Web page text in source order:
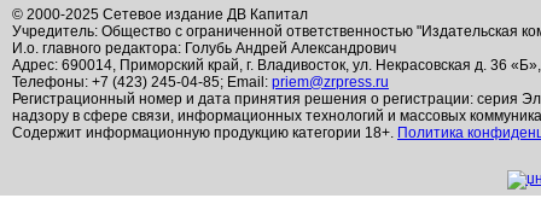
© 2000-2025 Сетевое издание ДВ Капитал
Учредитель: Общество с ограниченной ответственностью "Издательская
И.о. главного редактора: Голубь Андрей Александрович
Адрес: 690014, Приморский край, г. Владивосток, ул. Некрасовская д. 36
Телефоны: +7 (423) 245-04-85; Email: priem@zrpress.ru
Регистрационный номер и дата принятия решения о регистрации: серия
надзору в сфере связи, информационных технологий и массовых
Содержит информационную продукцию категории 18+. Политика